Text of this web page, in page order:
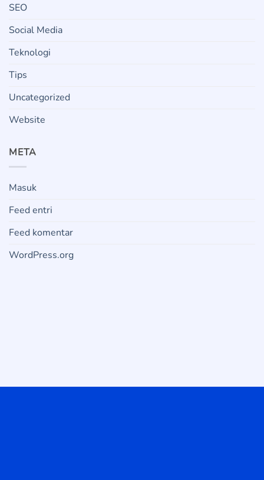
SEO
Social Media
Teknologi
Tips
Uncategorized
Website
META
Masuk
Feed entri
Feed komentar
WordPress.org